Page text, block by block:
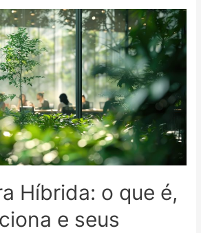
Híbrida: o que é,
e seus